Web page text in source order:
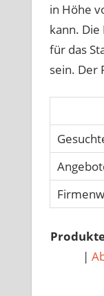
in Höhe
kann.
für das
sein. Der
|